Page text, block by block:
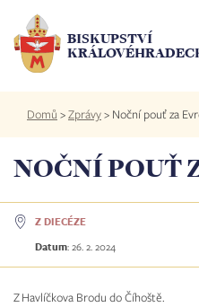
hlavnímu
obsahu
BISKUPSTVÍ
Drobečková
navigace
Domů >Zprávy> Noční pouť za
NOČNÍ POUŤ
Z DIECÉZE
Datum: 26. 2. 2024
Z Havlíčkova Brodu do Číhoště.